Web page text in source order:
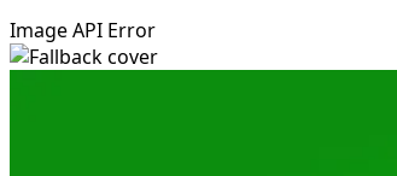
Image API Error